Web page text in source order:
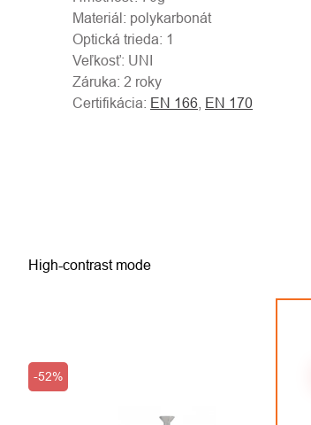
Materiál: polykarbonát
Optická trieda: 1
Veľkosť: UNI
Záruka: 2 roky
Certifikácia: EN 166 EN 170
High-contrast mode
-52%